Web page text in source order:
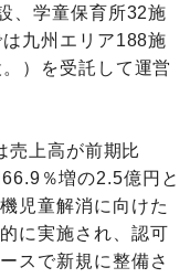
、学童保育所32施
九州エリア188施
）を受託して運営
上高が前期比
％増の2.5億円と
児童解消に向けた
に実施され、認可
スで新規に整備さ